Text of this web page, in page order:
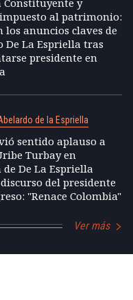
Constituyente y
al patrimonio:
los anuncios claves de
De La Espriella tras
presidente en
de la Espriella
sentido aplauso a
Turbay en
de De La Espriella
del presidente
"Renace Colombia"
Ver más